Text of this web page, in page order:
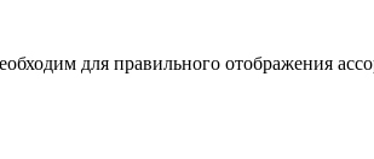
для правильного отображения